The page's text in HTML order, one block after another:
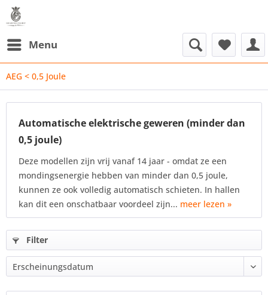
Menu
AEG < 0,5 Joule
Automatische elektrische geweren (minder dan
0,5 joule)
Deze modellen zijn vrij vanaf 14 jaar - omdat ze een
mondingsenergie hebben van minder dan 0,5 joule,
kunnen ze ook volledig automatisch schieten. In hallen
kan dit een onschatbaar voordeel zijn... meer lezen »
Filter